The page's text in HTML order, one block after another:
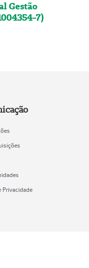
Gestão
7)
Privacidade